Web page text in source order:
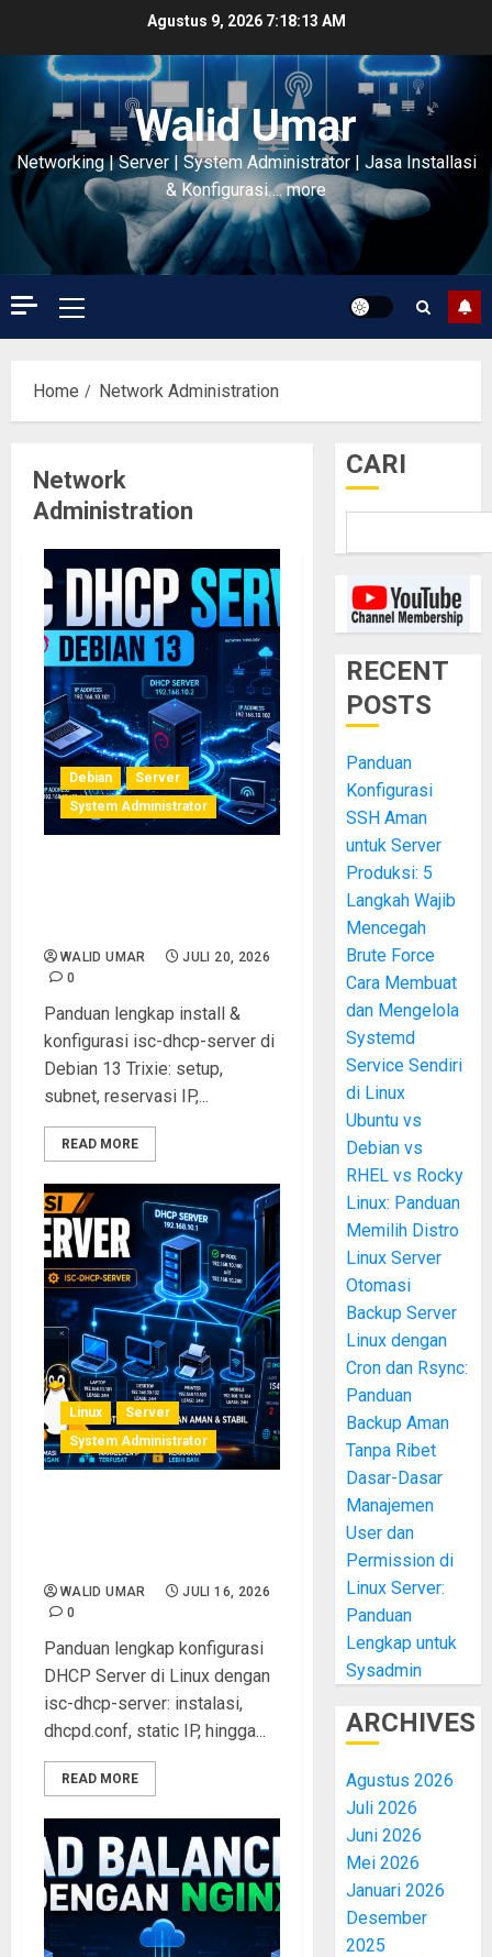
content
Agustus 9, 2026 7:18:13 AM
Walid Umar
Networking | Server | System Administrator | Jasa Installasi
& Konfigurasi…. more
Primary
Menu
Home Network Administration
Network
Administration
Debian
Server
System Administrator
WALID UMAR
JULI 20, 2026
0
Panduan lengkap install &
konfigurasi isc-dhcp-server di
Debian 13 Trixie: setup,
subnet, reservasi IP,...
READ MORE
Linux
Server
System Administrator
WALID UMAR
JULI 16, 2026
0
Panduan lengkap konfigurasi
DHCP Server di Linux dengan
isc-dhcp-server: instalasi,
dhcpd.conf, static IP, hingga...
READ MORE
CARI
RECENT
POSTS
Panduan
Konfigurasi
SSH Aman
untuk Server
Produksi: 5
Langkah Wajib
Mencegah
Brute Force
Cara Membuat
dan Mengelola
Systemd
Service Sendiri
di Linux
Ubuntu vs
Debian vs
RHEL vs Rocky
Linux: Panduan
Memilih Distro
Linux Server
Otomasi
Backup Server
Linux dengan
Cron dan Rsync:
Panduan
Backup Aman
Tanpa Ribet
Dasar-Dasar
Manajemen
User dan
Permission di
Linux Server:
Panduan
Lengkap untuk
Sysadmin
ARCHIVES
Agustus 2026
Juli 2026
Juni 2026
Mei 2026
Januari 2026
Desember
2025